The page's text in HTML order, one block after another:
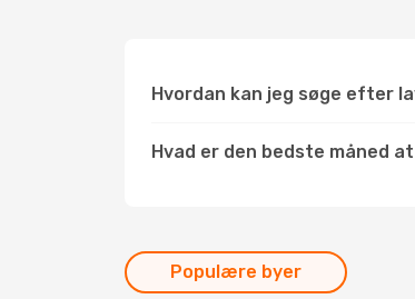
Hvordan kan jeg søge efter
Hvad er den bedste måned
Populære byer